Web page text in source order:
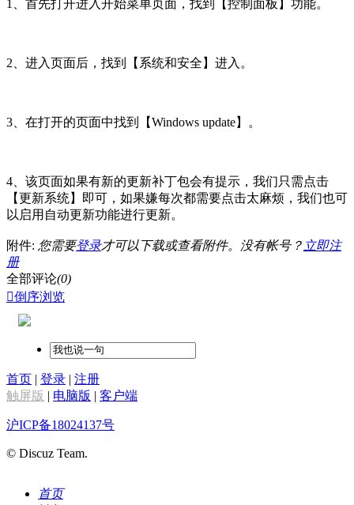
1、首先打开进入开始菜单页面，找到【控制面板】功能。
2、进入页面后，找到【系统和安全】进入。
3、在打开的页面中找到【Windows update】。
4、该页面如果有新的更新补丁包会有提示，我们只需点击
【更新系统】即可，如果嫌每次都需要点击太麻烦，我们也可
以启用自动更新功能进行更新。
附件: 您需要登录才可以下载或查看附件。没有帐号？ 立即注
册
全部评论(0)
倒序浏览
首页 | 登录 | 注册
触屏版 | 电脑版 | 客户端
沪ICP备18024137号
© Discuz Team.
首页